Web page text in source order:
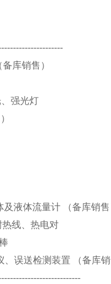
库销售）
强光灯
液体流量计 （备库销售
线、热电对
误送检测装置 （备库销